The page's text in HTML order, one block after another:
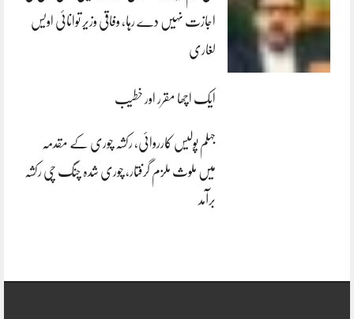
اجازت نہیں دے رہا، وفاقی وزیر توانائی اویس
لغاری
ایک اچھا مقرر اور خطیب
جہلم پولیس کارروائی، رکشہ چوری کے مقدمہ
میں ملوث ملزم گرفتار، چوری شدہ چنگ چی رکشہ
برآمد